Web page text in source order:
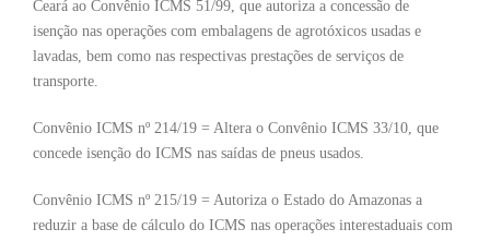
Ceará ao Convênio ICMS 51/99, que autoriza a concessão de
isenção nas operações com embalagens de agrotóxicos usadas e
lavadas, bem como nas respectivas prestações de serviços de
transporte.
Convênio ICMS nº 214/19 = Altera o Convênio ICMS 33/10, que
concede isenção do ICMS nas saídas de pneus usados.
Convênio ICMS nº 215/19 = Autoriza o Estado do Amazonas a
reduzir a base de cálculo do ICMS nas operações interestaduais com